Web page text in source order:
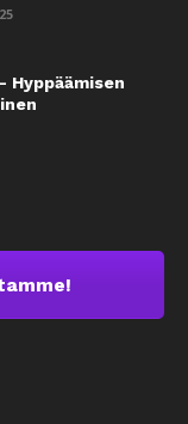
Hyppäämisen